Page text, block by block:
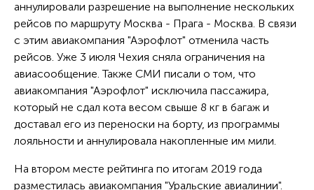
аннулировали разрешение на выполнение нескольких
рейсов по маршруту Москва - Прага - Москва. В связи
с этим авиакомпания "Аэрофлот" отменила часть
рейсов. Уже 3 июля Чехия сняла ограничения на
авиасообщение. Также СМИ писали о том, что
авиакомпания "Аэрофлот" исключила пассажира,
который не сдал кота весом свыше 8 кг в багаж и
доставал его из переноски на борту, из программы
лояльности и аннулировала накопленные им мили.
На втором месте рейтинга по итогам 2019 года
разместилась авиакомпания "Уральские авиалинии".